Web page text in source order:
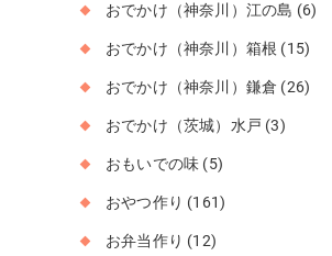
おでかけ（神奈川）江の島 (6)
おでかけ（神奈川）箱根 (15)
おでかけ（神奈川）鎌倉 (26)
おでかけ（茨城）水戸 (3)
おもいでの味 (5)
おやつ作り (161)
お弁当作り (12)